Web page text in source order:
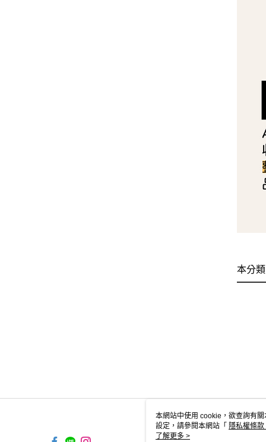
本分
本網站中使用 cookie，欲查詢有
設定，請參閱本網站「 隱私權條款
使用 cookie。
了解更多 >